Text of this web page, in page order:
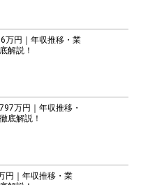
万円｜年収推移・業
解説！
万円｜年収推移・
底解説！
円｜年収推移・業